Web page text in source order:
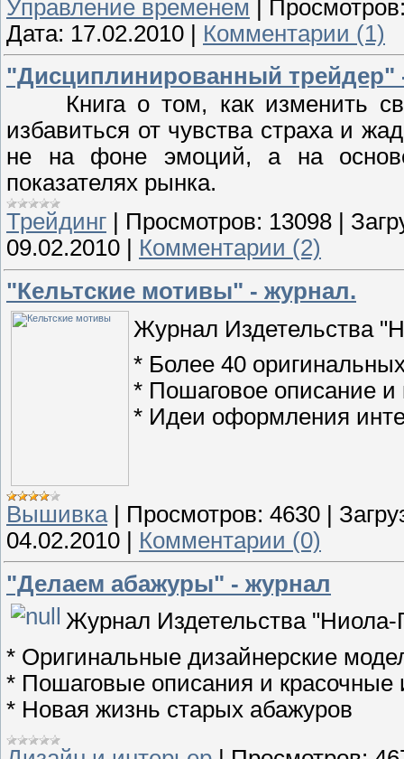
Управление временем
Дата: 17.02.2010
Комментарии (1)
"Дисциплинированный трейдер"
Книга о том, как изменить
избавиться от чувства страха и
не на фоне эмоций, а на
показателях рынка.
Трейдинг
Просмотров: 13098
09.02.2010
Комментарии (2)
"Кельтские мотивы" - журнал.
Журнал Издетельства
* Более 40
* Пошаговое описание
* Идеи оформления
Вышивка| Просмотров: 4630
04.02.2010
Комментарии (0)
"Делаем абажуры" - журнал
Журнал Издетельства
* Оригинальные дизайнерские
* Пошаговые описания и красочные
* Новая жизнь старых абажуров